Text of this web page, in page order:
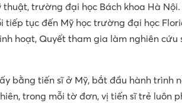
thuật, trường đại học Bách khoa Hà
tiếp tục đến Mỹ học trường đại học
hoạt, Quyết tham gia làm nghiên
bằng tiến sĩ ở Mỹ, bắt đầu hành trình
trong mỗi tờ đơn, vị tiến sĩ trẻ luôn